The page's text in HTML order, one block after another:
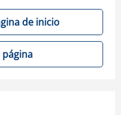
de inicio